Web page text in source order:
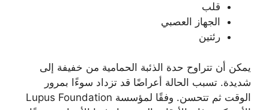
قلب
الجهاز العصبي
رئتين
يمكن أن تتراوح حدة الذئبة الحمامية من خفيفة إلى
شديدة. تسبب الحالة أعراضًا قد تزداد سوءًا بمرور
الوقت ثم تتحسن. وفقًا لمؤسسة Lupus Foundation